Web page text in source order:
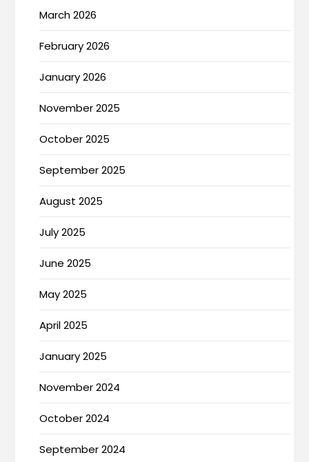
March 2026
February 2026
January 2026
November 2025
October 2025
September 2025
August 2025
July 2025
June 2025
May 2025
April 2025
January 2025
November 2024
October 2024
September 2024